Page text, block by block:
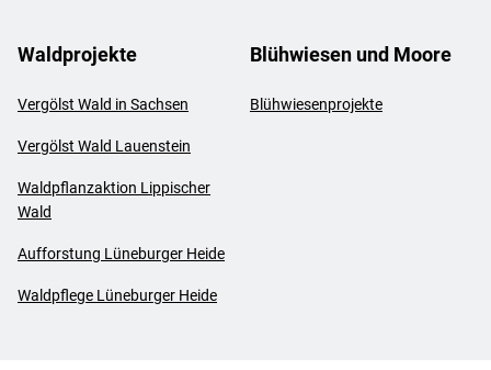
Waldprojekte
Vergölst Wald in Sachsen
Vergölst Wald Lauenstein
Waldpflanzaktion Lippischer
Wald
Aufforstung Lüneburger Heide
Waldpflege Lüneburger Heide
Blühwiesen und Moore
Blühwiesenprojekte